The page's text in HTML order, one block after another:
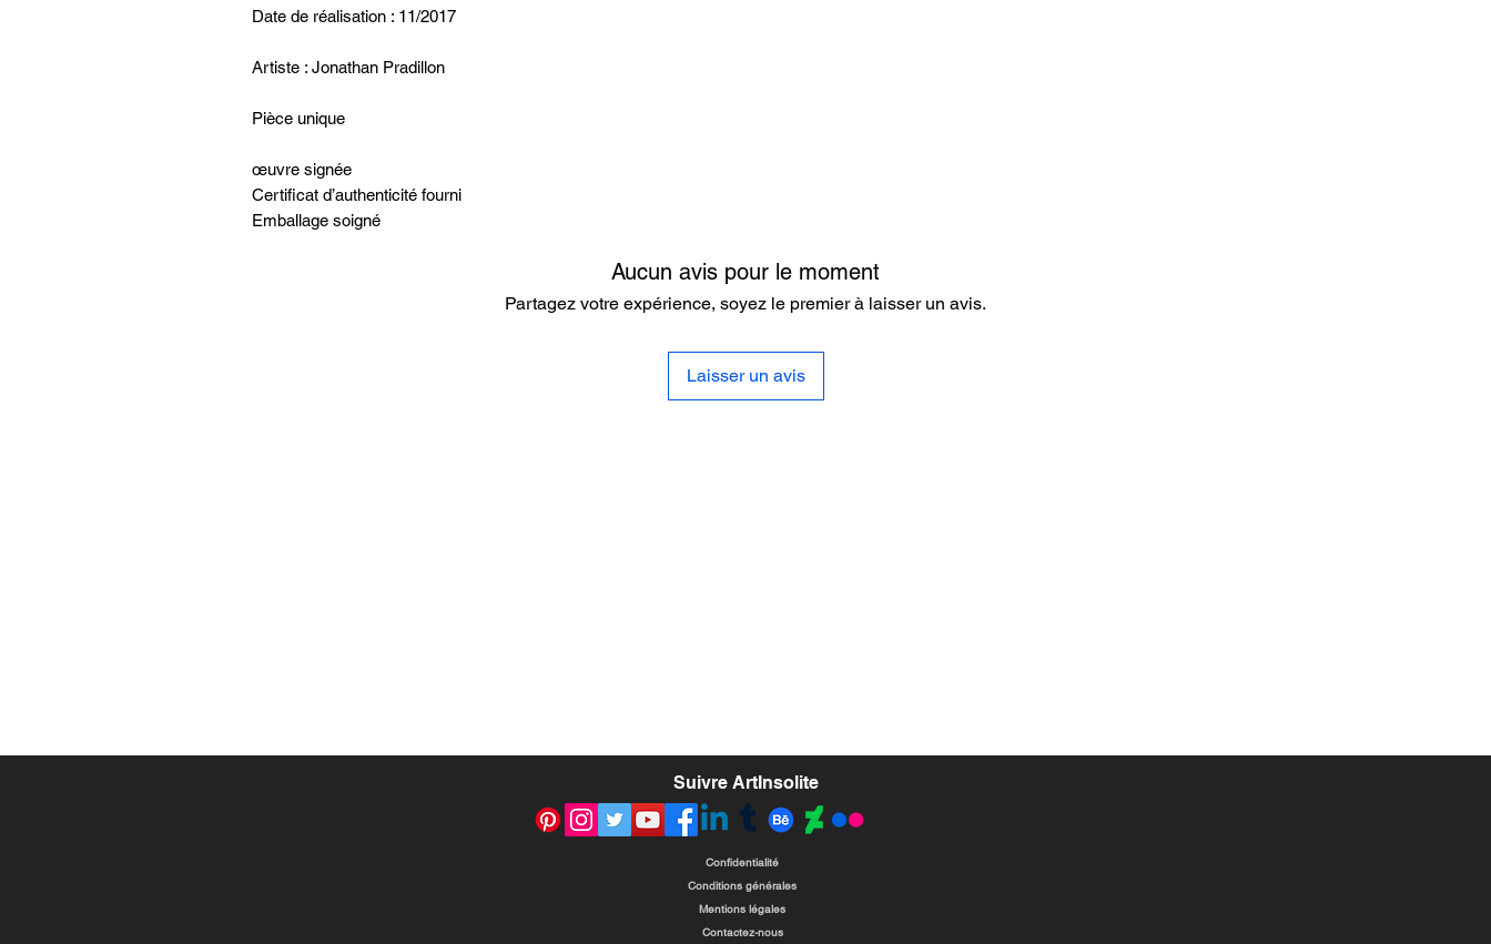
Date de réalisation : 11/2017
Artiste : Jonathan Pradillon
Pièce unique
œuvre signée
Certificat d’authenticité fourni
Emballage soigné
Aucun avis pour le moment
Partagez votre expérience, soyez le premier à laisser un avis.
Laisser un avis
Suivre ArtInsolite
Confidentialité
Conditions générales
Mentions légales
Contactez-nous